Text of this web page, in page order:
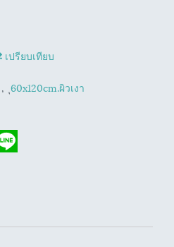
เปรียบเทียบ
, ุ60x120cm.ผิวเงา